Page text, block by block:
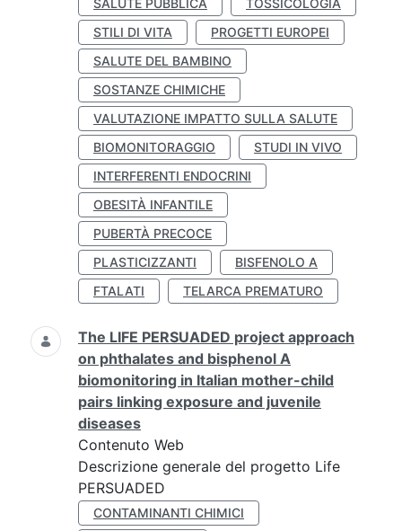
SALUTE PUBBLICA
TOSSICOLOGIA
STILI DI VITA
PROGETTI EUROPEI
SALUTE DEL BAMBINO
SOSTANZE CHIMICHE
VALUTAZIONE IMPATTO SULLA SALUTE
BIOMONITORAGGIO
STUDI IN VIVO
INTERFERENTI ENDOCRINI
OBESITÀ INFANTILE
PUBERTÀ PRECOCE
PLASTICIZZANTI
BISFENOLO A
FTALATI
TELARCA PREMATURO
The LIFE PERSUADED project approach
on phthalates and bisphenol A
biomonitoring in Italian mother-child
pairs linking exposure and juvenile
diseases
Contenuto Web
Descrizione generale del progetto Life
PERSUADED
CONTAMINANTI CHIMICI